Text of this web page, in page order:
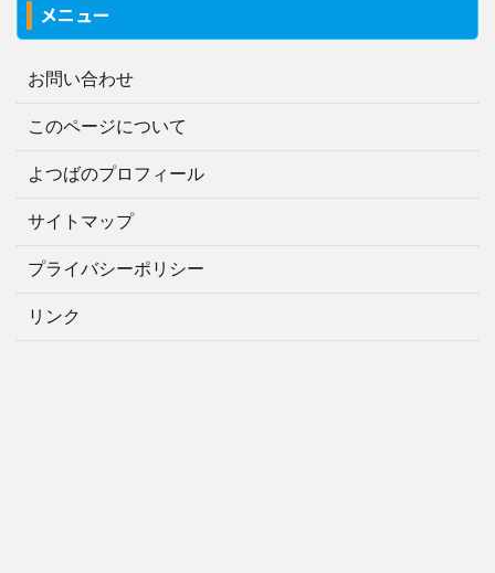
メニュー
お問い合わせ
このページについて
よつばのプロフィール
サイトマップ
プライバシーポリシー
リンク